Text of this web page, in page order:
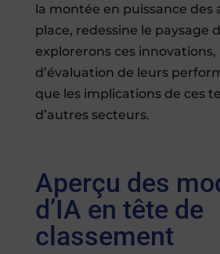
la montée en puissance des
place, redessine le paysage
explorerons ces
d’évaluation de leurs
que les implications de ces
d’autres secteurs.
Aperçu des
d’IA en tête de
classement